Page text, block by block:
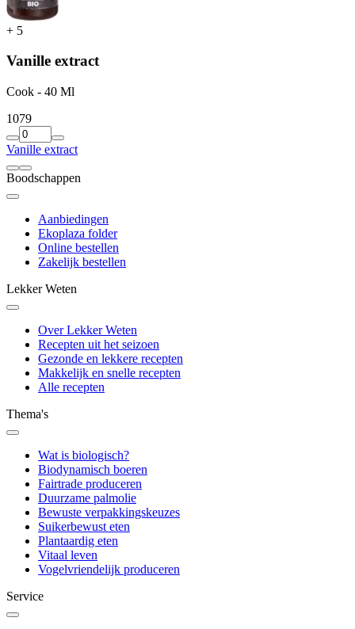
+ 5
Vanille extract
Cook - 40 Ml
1079
Vanille extract
Boodschappen
Aanbiedingen
Ekoplaza folder
Online bestellen
Zakelijk bestellen
Lekker Weten
Over Lekker Weten
Recepten uit het seizoen
Gezonde en lekkere recepten
Makkelijk en snelle recepten
Alle recepten
Thema's
Wat is biologisch?
Biodynamisch boeren
Fairtrade produceren
Duurzame palmolie
Bewuste verpakkingskeuzes
Suikerbewust eten
Plantaardig eten
Vitaal leven
Vogelvriendelijk produceren
Service